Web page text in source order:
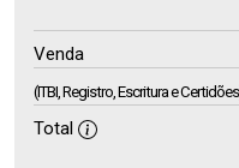
Venda
(ITBI, Registro, Escritura e
Total